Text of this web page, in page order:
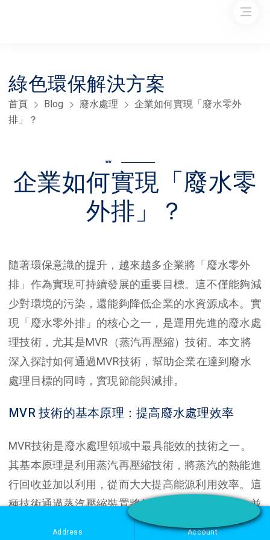
Address Account
綠色環保解決方案
首頁 Blog 廢水處理
企業如何實現「廢水零外
排」？
**
企業如何實現「廢水零
外排」？
隨著環保意識的提升，越來越多企業將「廢水零外
排」作為實現可持續發展的重要目標。這不僅能夠減
少對環境的污染，還能夠降低企業的水資源成本。實
現「廢水零外排」的核心之一，是運用先進的廢水處
理技術，尤其是MVR（蒸汽再壓縮）技術。本文將
深入探討如何通過MVR技術，幫助企業在達到廢水
處理目標的同時，實現節能與減排。
MVR 技術的基本原理：提高廢水處理效率
MVR技術是廢水處理領域中最具能效的技術之一。
其基本原理是利用蒸汽再壓縮技術，將蒸汽的熱能進
行回收並加以利用，從而大大提高能源利用效率。這
種技術通過蒸汽壓縮裝置將低壓蒸汽提升至高壓，並
將其回流進行再次利用，從而減少了外部能源的需